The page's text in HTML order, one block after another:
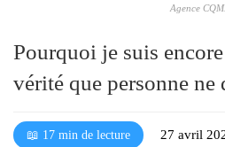
Agence
Pourquoi je suis
vérité que personne ne
📖 17 min de lecture 27 avril